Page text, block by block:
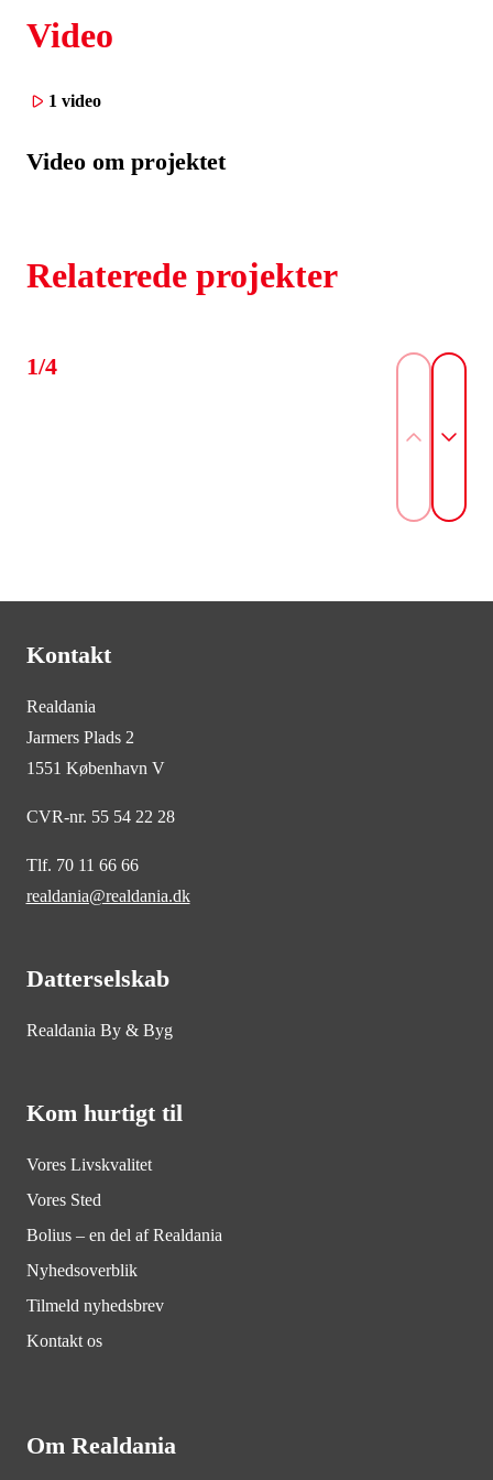
Video
1 video
Video om projektet
Relaterede projekter
1/4
Kontakt
Realdania
Jarmers Plads 2
1551 København V
CVR-nr. 55 54 22 28
Tlf. 70 11 66 66
realdania@realdania.dk
Datterselskab
Realdania By & Byg
Kom hurtigt til
Vores Livskvalitet
Vores Sted
Bolius – en del af Realdania
Nyhedsoverblik
Tilmeld nyhedsbrev
Kontakt os
Om Realdania